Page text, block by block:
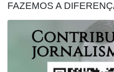
FAZEMOS A